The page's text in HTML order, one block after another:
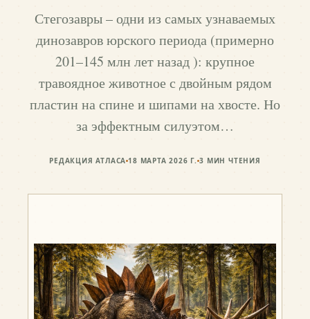
Стегозавры – одни из самых узнаваемых
динозавров юрского периода (примерно
201–145 млн лет назад ): крупное
травоядное животное с двойным рядом
пластин на спине и шипами на хвосте. Но
за эффектным силуэтом…
РЕДАКЦИЯ АТЛАСА 18 МАРТА 2026 Г. 3 МИН ЧТЕНИЯ